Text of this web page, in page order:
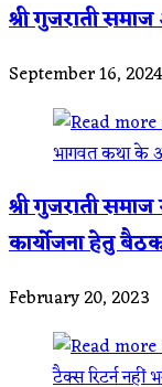
श्री गुजराती
September 16, 2024
श्री गुजराती
कार्योजना हेतु
February 20, 2023